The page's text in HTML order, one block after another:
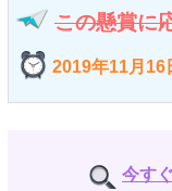
この懸賞に
2019年11月16
今す